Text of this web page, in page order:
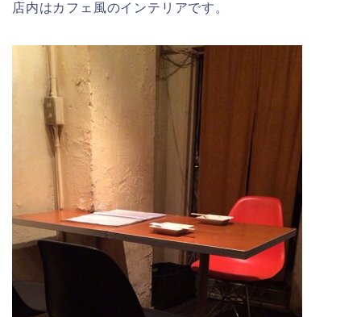
店内はカフェ風のインテリアです。